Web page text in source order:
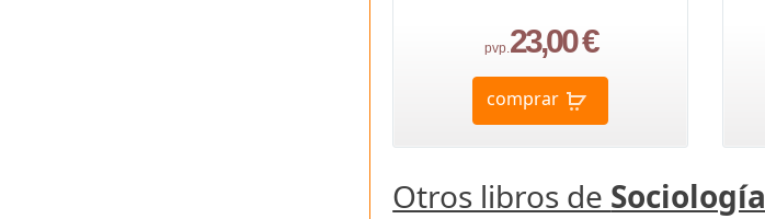
pvp.23,00 €
comprar
Otros libros de Sociología